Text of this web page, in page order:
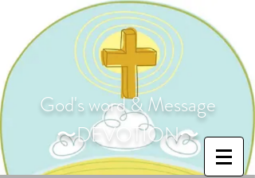
God's word & Message
〜DEVOTION〜